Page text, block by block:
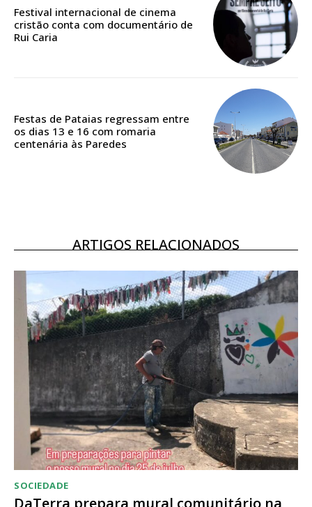
Edição em papel entregue à Quinta-feira em sua
casa
DIGITAL ANUAL
16€
12 meses
Acesso ao conteúdo online
Acesso aos conteúdos Exclusivos para
assinantes
Ofertas para assinatura anual
Escolha o plano
Festival internacional de cinema
cristão conta com documentário de
Rui Caria
Festas de Pataias regressam entre
os dias 13 e 16 com romaria
centenária às Paredes
ARTIGOS RELACIONADOS
SOCIEDADE
DaTerra prepara mural comunitário na